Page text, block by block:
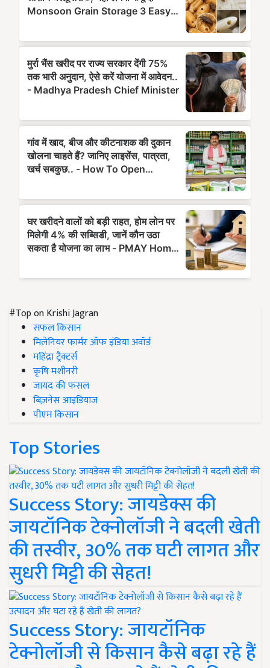
#Top on Krishi Jagran
सफल किसान
मिलेनियर फार्मर ऑफ इंडिया अवॉर्ड
महिंद्रा ट्रैक्टर्स
कृषि मशीनरी
जायद की फसल
बिज़नेस आइडियाज
पीएम किसान
Top Stories
Success Story: जायडेक्स की
जायटॉनिक टेक्नोलॉजी ने बदली खेती
की तस्वीर, 30% तक घटी लागत और
सुधरी मिट्टी की सेहत!
Success Story: जायटॉनिक
टेक्नोलॉजी से किसान कैसे बढ़ा रहे हैं